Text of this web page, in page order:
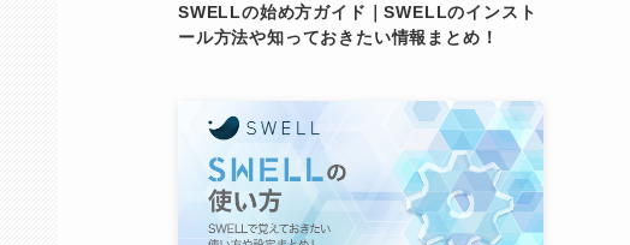
SWELLの始め方ガイド｜SWELLのインスト
ール方法や知っておきたい情報まとめ！